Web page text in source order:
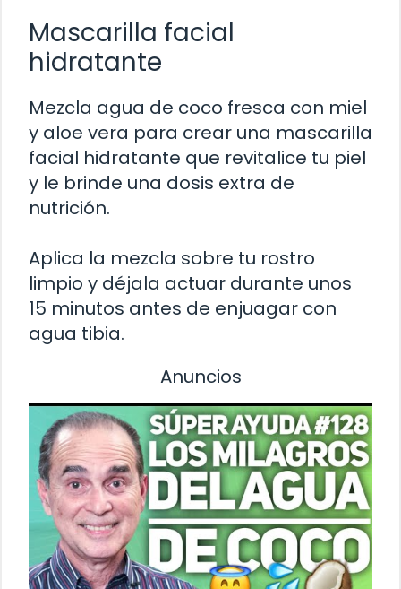
Mascarilla facial
hidratante
Mezcla agua de coco fresca con miel
y aloe vera para crear una mascarilla
facial hidratante que revitalice tu piel
y le brinde una dosis extra de
nutrición.
Aplica la mezcla sobre tu rostro
limpio y déjala actuar durante unos
15 minutos antes de enjuagar con
agua tibia.
Anuncios